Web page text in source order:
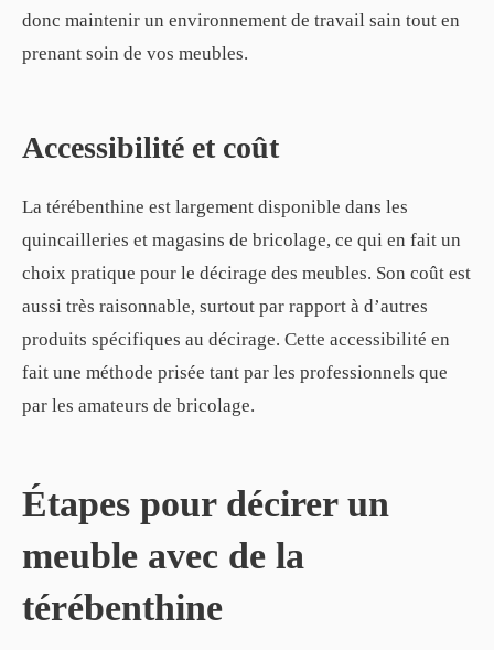
donc maintenir un environnement de travail sain tout en
prenant soin de vos meubles.
Accessibilité et coût
La térébenthine est largement disponible dans les
quincailleries et magasins de bricolage, ce qui en fait un
choix pratique pour le décirage des meubles. Son coût est
aussi très raisonnable, surtout par rapport à d’autres
produits spécifiques au décirage. Cette accessibilité en
fait une méthode prisée tant par les professionnels que
par les amateurs de bricolage.
Étapes pour décirer un
meuble avec de la
térébenthine